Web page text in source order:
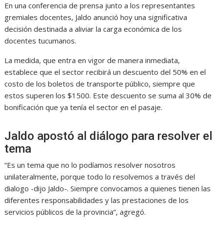
En una conferencia de prensa junto a los representantes
gremiales docentes, Jaldo anunció hoy una significativa
decisión destinada a aliviar la carga económica de los
docentes tucumanos.
La medida, que entra en vigor de manera inmediata,
establece que el sector recibirá un descuento del 50% en el
costo de los boletos de transporte público, siempre que
estos superen los $1500. Este descuento se suma al 30% de
bonificación que ya tenía el sector en el pasaje.
Jaldo apostó al diálogo para resolver el
tema
“Es un tema que no lo podíamos resolver nosotros
unilateralmente, porque todo lo resolvemos a través del
dialogo -dijo Jaldo-. Siempre convocamos a quienes tienen las
diferentes responsabilidades y las prestaciones de los
servicios públicos de la provincia”, agregó.